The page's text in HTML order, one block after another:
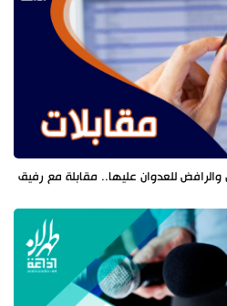
والرافض للعدوان عليها.. مقابلة مع رفيق